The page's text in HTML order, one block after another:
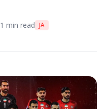
1 min read JA